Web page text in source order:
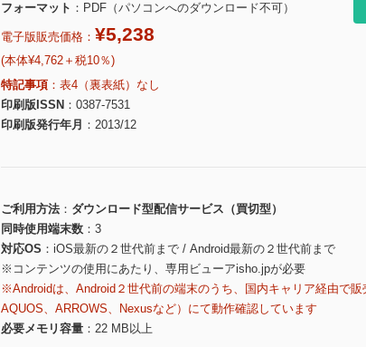
フォーマット
PDF（パソコンへのダウンロード不可）
電子版販売価格： ¥5,238
(本体¥4,762＋税10％)
特記事項
表4（裏表紙）なし
印刷版ISSN
0387-7531
印刷版発行年月
2013/12
ご利用方法
ダウンロード型配信サービス（買切型）
同時使用端末数
3
対応OS
iOS最新の２世代前まで / Android最新の２世代前まで
※コンテンツの使用にあたり、専用ビューアisho.jpが必要
※Androidは、Android２世代前の端末のうち、国内キャリア経由で
AQUOS、ARROWS、Nexusなど）にて動作確認しています
必要メモリ容量
22 MB以上